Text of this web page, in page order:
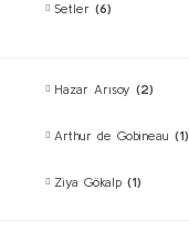
Setler (6)
Hazar Arısoy (2)
Arthur de Gobineau (1)
Ziya Gökalp (1)